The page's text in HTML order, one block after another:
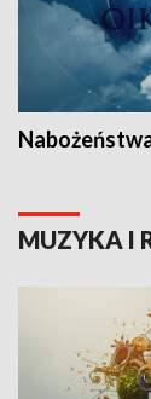
MUZYKA I